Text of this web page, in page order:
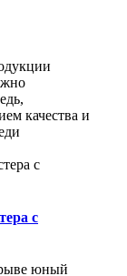
качества и
с
юный